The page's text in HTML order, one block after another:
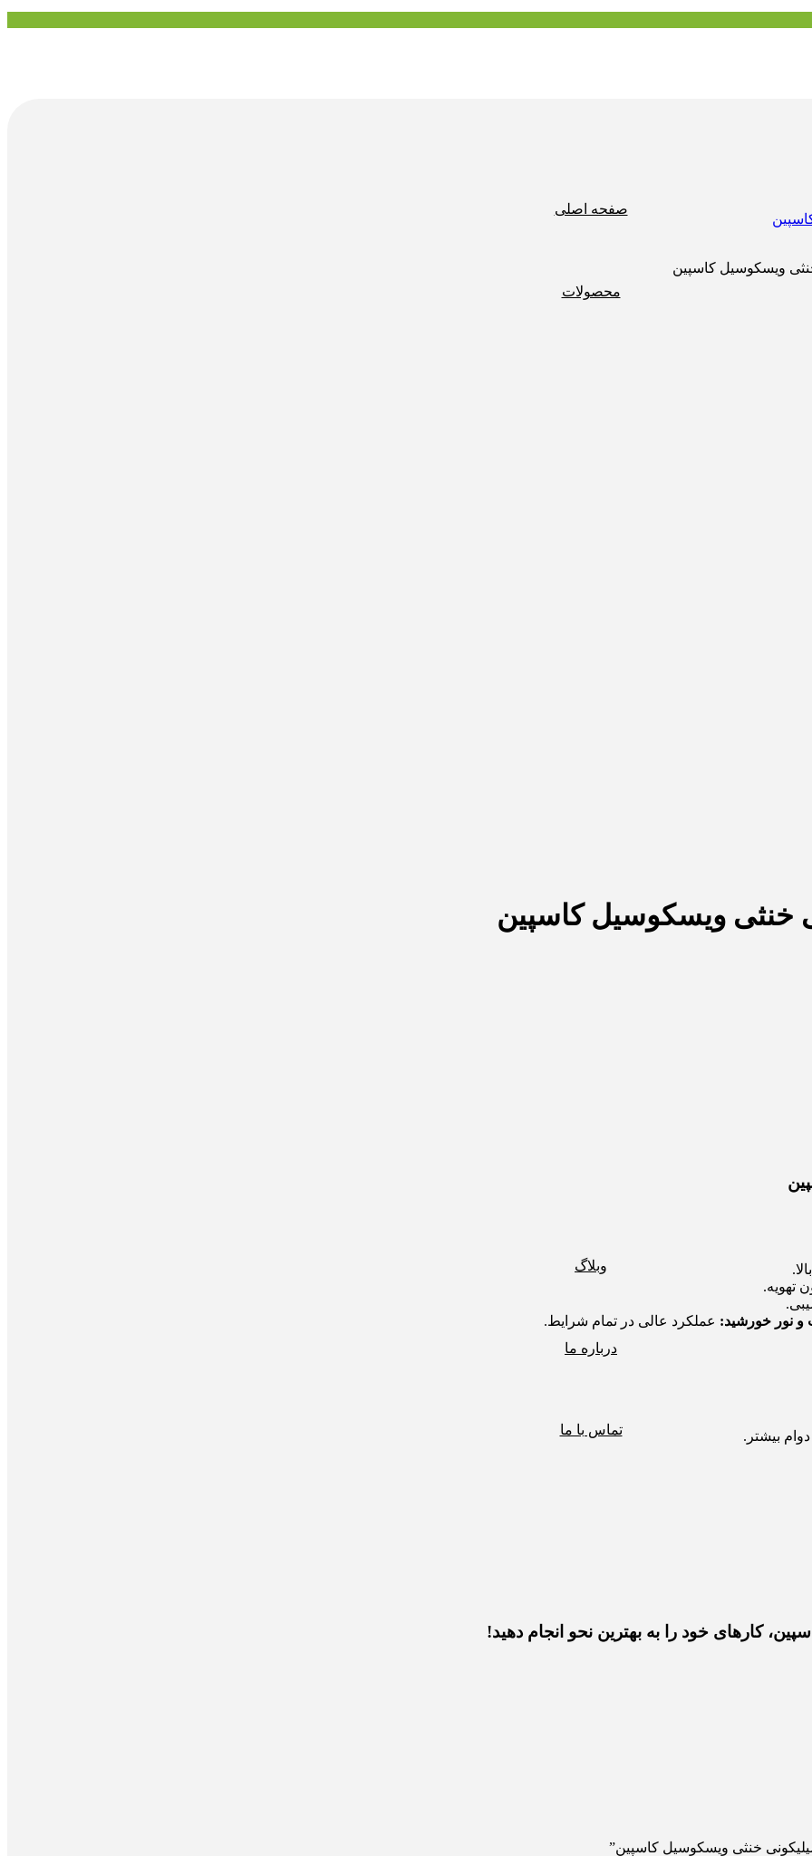
صفحه اصلی
محصولات
وبلاگ
درباره ما
تماس با ما
ویسکوسیل کاسپین
خنثی ویسکوسیل کاسپین
تهویه.
و نور خورشید: عملکرد عالی در تمام شرایط.
بیشتر.
کارهای خود را به بهترین نحو انجام دهید!
خنثی ویسکوسیل کاسپین”